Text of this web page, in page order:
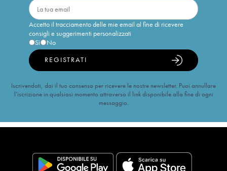
Accetto il tracciamento delle mie email al fine di ricevere
consigli e suggerimenti personalizzati
Sì
No
REGISTRATI
Iscrivendoti, dai il tuo consenso per ricevere le nostre newsletter. Puoi annullare
l’iscrizione in qualsiasi momento attraverso il link disponibile alla fine di ogni
messaggio.